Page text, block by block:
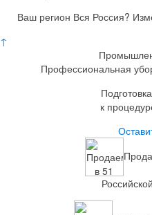
Ваш регион Вся Россия?
↑
Профессиональная
к